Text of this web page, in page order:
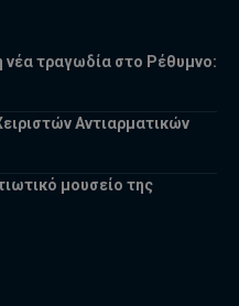
τραγωδία στο Ρέθυμνο:
Αντιαρματικών
μουσείο της